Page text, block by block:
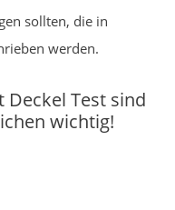
sollten, die in
werden.
Test sind
wichtig!